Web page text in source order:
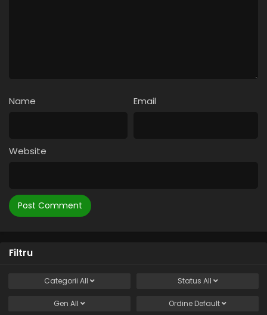
Name Email
Website
Filtru
Categorii All Status All
Gen All Ordine Default